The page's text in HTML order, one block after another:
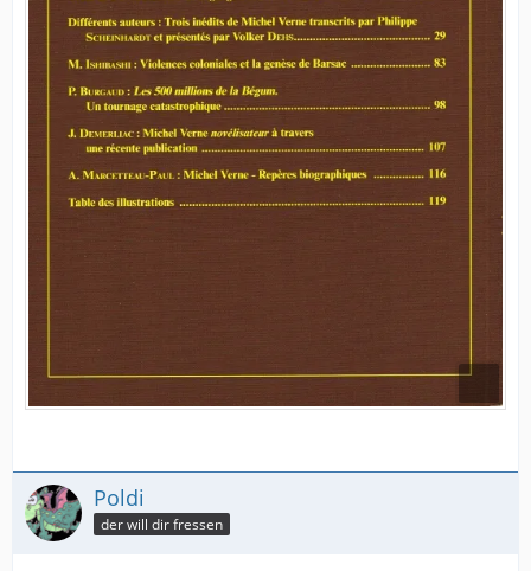
Poldi
der will dir fressen